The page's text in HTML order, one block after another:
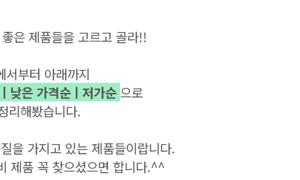
좋은제품들을 고르고골라!!
서부터 아래까지
낮은 가격순ㅣ저가순 으로
리해봤습니다.
을 가지고 있는 제품들이랍니다.
제품 꼭 찾으셨으면 합니다.^^